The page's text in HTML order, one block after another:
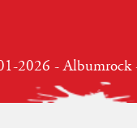
2026 - Albumrock